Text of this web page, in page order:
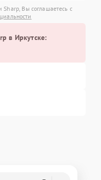
Sharp, Вы соглашаетесь с
в Иркутске: